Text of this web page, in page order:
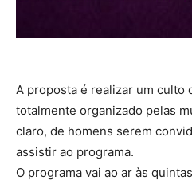
A proposta é realizar um culto
totalmente organizado pelas
claro, de homens serem
assistir ao programa.
O programa vai ao ar às